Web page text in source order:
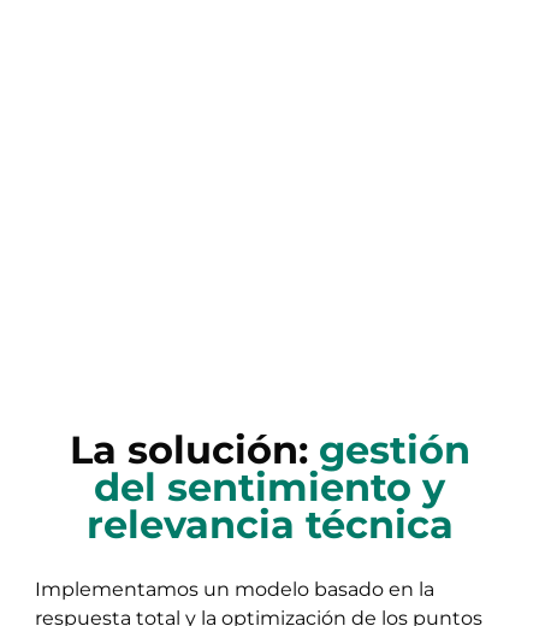
La solución: gestión
del sentimiento y
relevancia técnica
Implementamos un modelo basado en la
respuesta total y la optimización de los puntos